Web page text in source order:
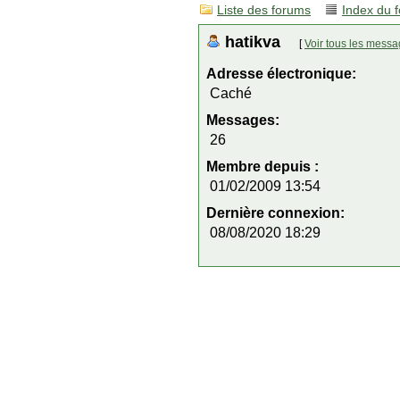
Liste des forums Index du
hatikva [Voir tous les
Adresse électronique:
Caché
Messages:
26
Membre depuis :
01/02/2009 13:54
Dernière connexion:
08/08/2020 18:29